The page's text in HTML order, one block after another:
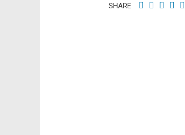
SHARE